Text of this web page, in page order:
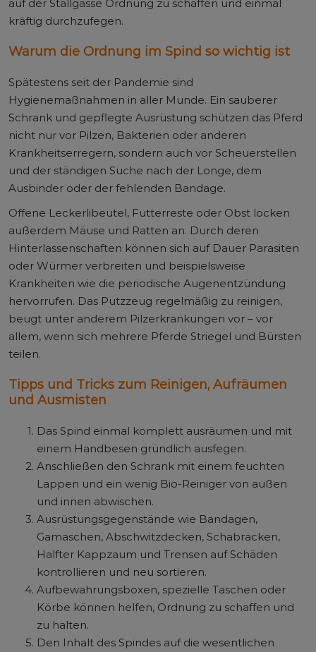
auf der Stallgasse Ordnung zu schaffen und einmal
kräftig durchzufegen.
Warum die Ordnung im Spind so wichtig ist
Spätestens seit der Pandemie sind
Hygienemaßnahmen in aller Munde. Ein sauberer
Schrank und gepflegte Ausrüstung schützen das Pferd
nicht nur vor Pilzen, Bakterien oder anderen
Krankheitserregern, sondern auch vor Scheuerstellen
und der ständigen Suche nach der Longe, dem
Ausbinder oder der fehlenden Bandage.
Offene Leckerlibeutel, Futterreste oder Obst locken
außerdem Mäuse und Ratten an. Durch deren
Hinterlassenschaften können sich auf Dauer Parasiten
oder Würmer verbreiten und beispielsweise
Krankheiten wie die periodische Augenentzündung
hervorrufen. Das Putzzeug regelmäßig zu reinigen,
beugt unter anderem Pilzerkrankungen vor – vor
allem, wenn sich mehrere Pferde Striegel und Bürsten
teilen.
Tipps und Tricks zum Reinigen, Aufräumen
und Ausmisten
Das Spind einmal komplett ausräumen und mit
einem Handbesen gründlich ausfegen.
Anschließen den Schrank mit einem feuchten
Lappen und ein wenig Bio-Reiniger von außen
und innen abwischen.
Ausrüstungsgegenstände wie Bandagen,
Gamaschen, Abschwitzdecken, Schabracken,
Halfter Kappzaum und Trensen auf Schäden
kontrollieren und neu sortieren.
Aufbewahrungsboxen, spezielle Taschen oder
Körbe können helfen, Ordnung zu schaffen und
zu halten.
Den Inhalt des Spindes auf die wesentlichen